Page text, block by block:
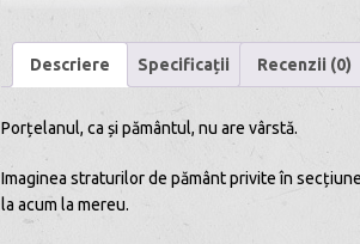
Descriere Specificații Recenzii (0)
Porțelanul, ca și pământul, nu are vârstă.
Imaginea straturilor de pământ privite în
la acum la mereu.